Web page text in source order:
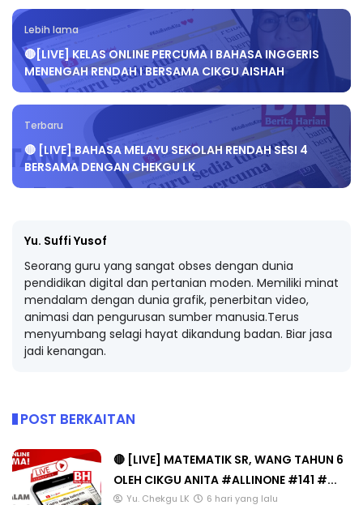
Lebih lama
🔴[LIVE] KELAS ONLINE PERCUMA I BAHASA INGGERIS
MENENGAH RENDAH I BERSAMA CIKGU AISHAH
Terbaru
🔴 [LIVE] BAHASA MELAYU SEKOLAH RENDAH SESI 4
BERSAMA DENGAN CHEKGU LK
Yu. Suffi Yusof
Seorang guru yang sangat obses dengan dunia
pendidikan digital dan pertanian moden. Memiliki minat
mendalam dengan dunia grafik, penerbitan video,
animasi dan pengurusan sumber manusia.Terus
menyumbang selagi hayat dikandung badan. Biar jasa
jadi kenangan.
POST BERKAITAN
🔴 [LIVE] MATEMATIK SR, WANG TAHUN 6
OLEH CIKGU ANITA #ALLINONE #141 #...
Yu. Chekgu LK 6 hari yang lalu